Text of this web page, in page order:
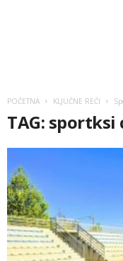
POČETNA KLJUČNE REČI
TAG: sportksi